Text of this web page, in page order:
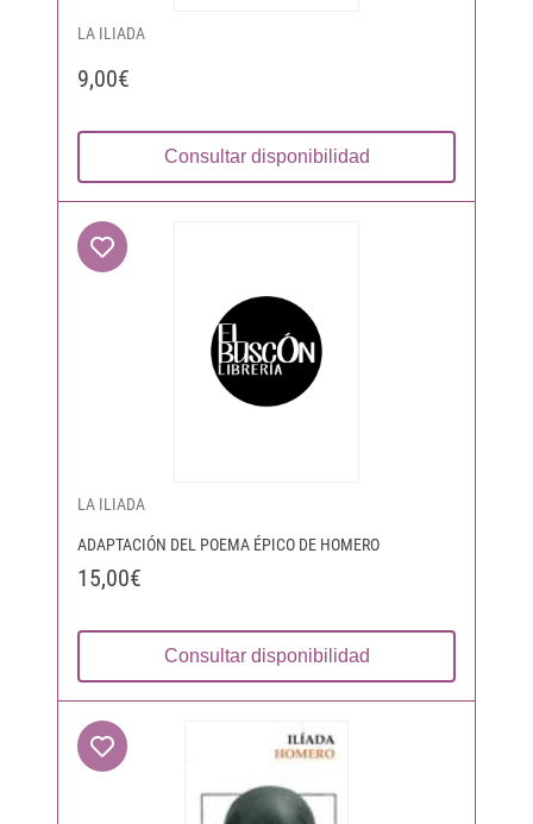
LA ILIADA
9,00€
Consultar disponibilidad
LA ILIADA
ADAPTACIÓN DEL POEMA ÉPICO DE HOMERO
15,00€
Consultar disponibilidad